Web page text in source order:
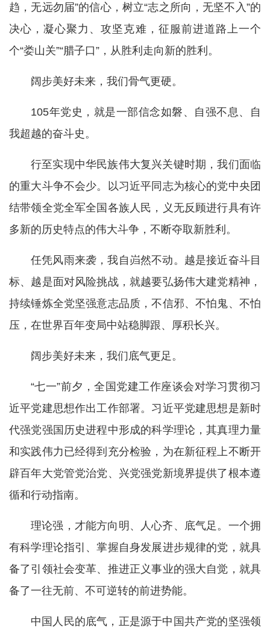
趋，无远勿届”的信心，树立“志之所向，无坚不入”的
决心，凝心聚力、攻坚克难，征服前进道路上一个
个“娄山关”“腊子口”，从胜利走向新的胜利。
阔步美好未来，我们骨气更硬。
105年党史，就是一部信念如磐、自强不息、自
我超越的奋斗史。
行至实现中华民族伟大复兴关键时期，我们面临
的重大斗争不会少。以习近平同志为核心的党中央团
结带领全党全军全国各族人民，义无反顾进行具有许
多新的历史特点的伟大斗争，不断夺取新胜利。
任凭风雨来袭，我自岿然不动。越是接近奋斗目
标、越是面对风险挑战，就越要弘扬伟大建党精神，
持续锤炼全党坚强意志品质，不信邪、不怕鬼、不怕
压，在世界百年变局中站稳脚跟、厚积长兴。
阔步美好未来，我们底气更足。
“七一”前夕，全国党建工作座谈会对学习贯彻习
近平党建思想作出工作部署。习近平党建思想是新时
代强党强国历史进程中形成的科学理论，其真理力量
和实践伟力已经得到充分检验，为在新征程上不断开
辟百年大党管党治党、兴党强党新境界提供了根本遵
循和行动指南。
理论强，才能方向明、人心齐、底气足。一个拥
有科学理论指引、掌握自身发展进步规律的党，就具
备了引领社会变革、推进正义事业的强大自觉，就具
备了一往无前、不可逆转的前进势能。
中国人民的底气，正是源于中国共产党的坚强领